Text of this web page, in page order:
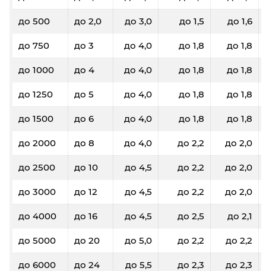
до 500 до 2,0 до 3,0 до 1,5 до 1,6
до 750 до 3 до 4,0 до 1,8 до 1,8
до 1000 до 4 до 4,0 до 1,8 до 1,8
до 1250 до 5 до 4,0 до 1,8 до 1,8
до 1500 до 6 до 4,0 до 1,8 до 1,8
до 2000 до 8 до 4,0 до 2,2 до 2,0
до 2500 до 10 до 4,5 до 2,2 до 2,0
до 3000 до 12 до 4,5 до 2,2 до 2,0
до 4000 до 16 до 4,5 до 2,5 до 2,1
до 5000 до 20 до 5,0 до 2,2 до 2,2
до 6000 до 24 до 5,5 до 2,3 до 2,3